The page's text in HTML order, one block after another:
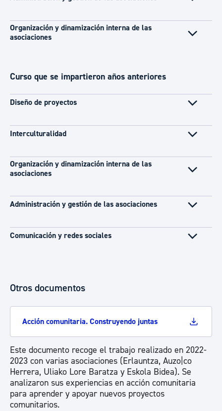
Organización y dinamización interna de las
asociaciones
Curso que se impartieron años anteriores
Diseño de proyectos
Interculturalidad
Organización y dinamización interna de las
asociaciones
Administración y gestión de las asociaciones
Comunicación y redes sociales
Otros documentos
Acción comunitaria. Construyendo juntas
Este documento recoge el trabajo realizado en 2022-
2023 con varias asociaciones (Erlauntza, Auzo|co
Herrera, Uliako Lore Baratza y Eskola Bidea). Se
analizaron sus experiencias en acción comunitaria
para aprender y apoyar nuevos proyectos
comunitarios.